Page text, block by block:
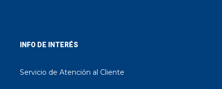
INFO DE INTERÉS
Servicio de Atención al Cliente